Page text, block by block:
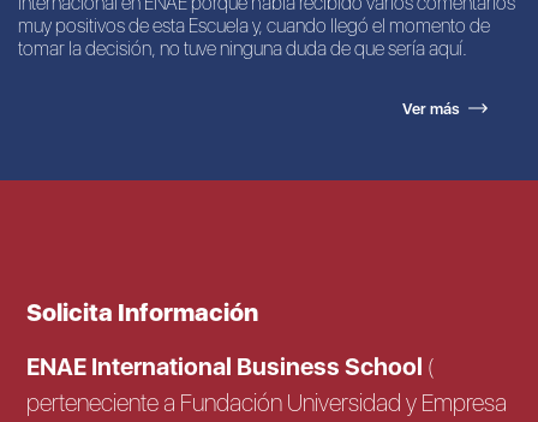
muy positivos de esta Escuela y, cuando llegó el momento de
tomar la decisión, no tuve ninguna duda de que sería aquí.
Ver más
Solicita Información
ENAE International Business School (
perteneciente a Fundación Universidad y Empresa